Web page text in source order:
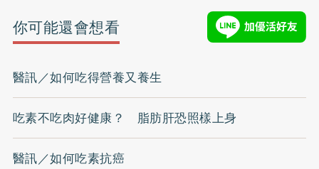
你可能還會想看
醫訊／如何吃得營養又養生
吃素不吃肉好健康？ 脂肪肝恐照樣上身
醫訊／如何吃素抗癌